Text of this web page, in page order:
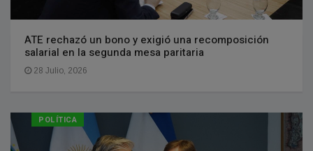
ATE rechazó un bono y exigió una recomposición
salarial en la segunda mesa paritaria
28 Julio, 2026
POLÍTICA